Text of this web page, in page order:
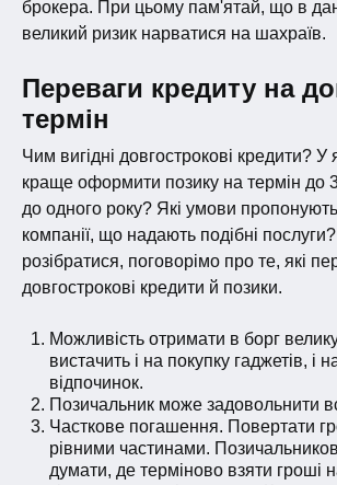
брокера. При цьому пам'ятай, що в
великий ризик нарватися на шахраїв.
Переваги кредиту на
термін
Чим вигідні довгострокові кредити? У
краще оформити позику на термін до
до одного року? Які умови
компанії, що надають подібні
розібратися, поговорімо про те, які
довгострокові кредити й позики.
Можливість отримати в борг
вистачить і на покупку гаджетів, і
відпочинок.
Позичальник може задовольнити
Часткове погашення. Повертати
рівними частинами.
думати, де терміново взяти гроші